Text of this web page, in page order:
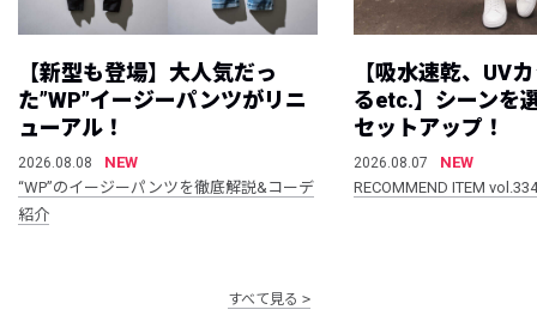
【新型も登場】大人気だっ
た”WP”イージーパンツがリニ
ューアル！
2026.08.08
NEW
“WP”のイージーパンツを徹底解説&コーデ
紹介
【吸水速乾、UV
るetc.】シーンを
セットアップ！
2026.08.07
NEW
RECOMMEND ITEM vol.334
すべて見る